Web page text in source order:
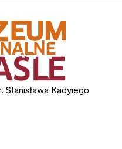
Stanisława Kadyiego